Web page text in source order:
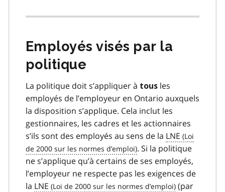
Employés visés par la
politique
La politique doit s’appliquer à tous les
employés de l’employeur en Ontario auxquels
la disposition s’applique. Cela inclut les
gestionnaires, les cadres et les actionnaires
s’ils sont des employés au sens de la LNE
. Si la politique
ne s’applique qu’à certains de ses employés,
l’employeur ne respecte pas les exigences de
la LNE
(par